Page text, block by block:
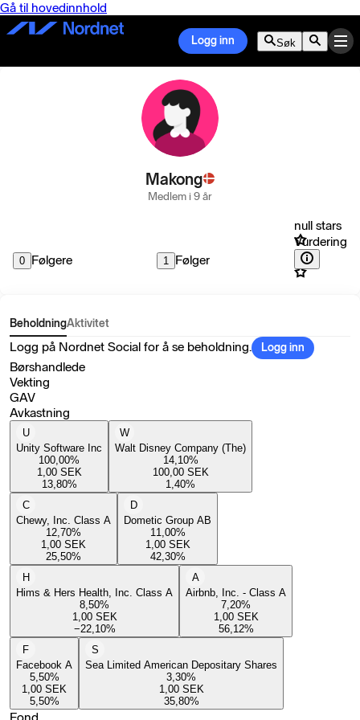
Gå til hovedinnhold
Logg inn Søk
Makong
Medlem i 9 år
0 Følgere 1 Følger
null stars
Vurdering
BeholdningAktivitet
Logg på Nordnet Social for å se beholdning. Logg inn
Børshandlede
Vekting
GAV
Avkastning
U
Unity Software Inc
100,00%
1,00 SEK
13,80%
W
Walt Disney Company (The)
14,10%
100,00 SEK
1,40%
C
Chewy, Inc. Class A
12,70%
1,00 SEK
25,50%
D
Dometic Group AB
11,00%
1,00 SEK
42,30%
H
Hims & Hers Health, Inc. Class A
8,50%
1,00 SEK
−22,10%
A
Airbnb, Inc. - Class A
7,20%
1,00 SEK
56,12%
F
Facebook A
5,50%
1,00 SEK
5,50%
S
Sea Limited American Depositary Shares
3,30%
1,00 SEK
35,80%